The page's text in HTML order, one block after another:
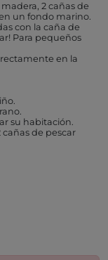
2 cañas de
un fondo marino.
con la caña de
Para pequeños
en la
su habitación.
cañas de pescar